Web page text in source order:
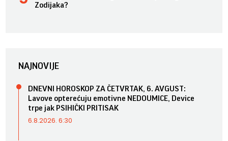
Zodijaka?
NAJNOVIJE
DNEVNI HOROSKOP ZA ČETVRTAK, 6. AVGUST:
Lavove opterećuju emotivne NEDOUMICE, Device
trpe jak PSIHIČKI PRITISAK
6.8.2026. 6:30